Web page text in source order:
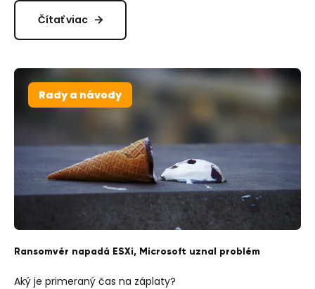
Čítať viac
Rady a návody
Ransomvér napadá ESXi, Microsoft uznal problém
Aký je primeraný čas na záplaty?